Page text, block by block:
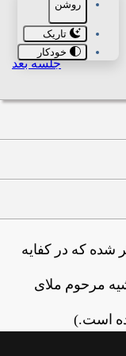
روشن
تاریک
خودکار
جلسه بعد
شده که در کفایه
مرحوم ملای